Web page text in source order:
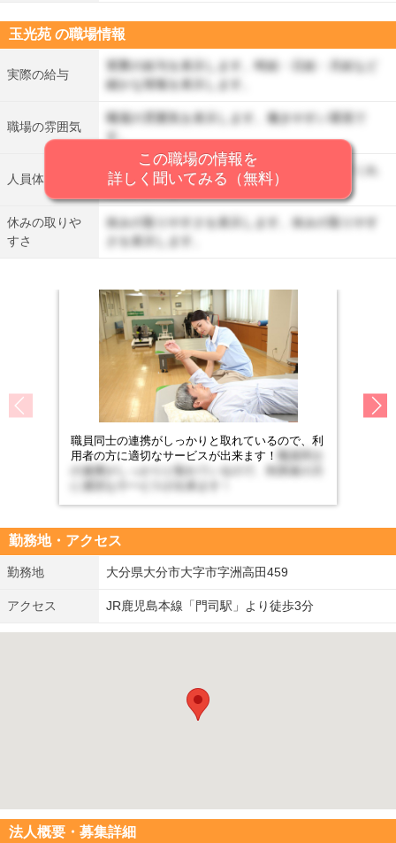
玉光苑 の職場情報
実際の給与
実際の給与を表示します。時給・日給・月給など
細かな情報を表示します。
職場の雰囲気
職場の雰囲気を表示します。働きやすい環境で
す。
人員体制
人員体制を表示します。丁寧に仕事を教えてくれ
る先輩がいます。
休みの取りや
すさ
休みの取りやすさを表示します。休みの取りやす
さを表示します。
この職場の情報を
詳しく聞いてみる（無料）
職員同士の連携がしっかりと取れているので、利
用者の方に適切なサービスが出来ます！ 職員同士
の連携がしっかりと取れているので、利用者の方
に適切なサービスが出来ます！
勤務地・アクセス
勤務地 大分県大分市大字市字洲高田459
アクセス JR鹿児島本線「門司駅」より徒歩3分
法人概要・募集詳細